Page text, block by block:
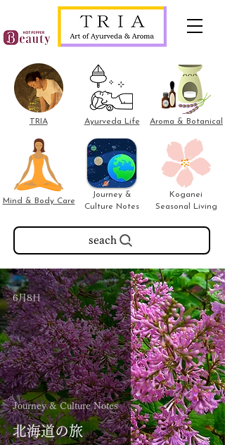
TRIA
Mind & Body Care
Ayurveda Life
Journey &
Culture Notes
Aroma & Botanical
Koganei
Seasonal Living
seach
北海道の旅
Journey & Culture Notes
6月8日